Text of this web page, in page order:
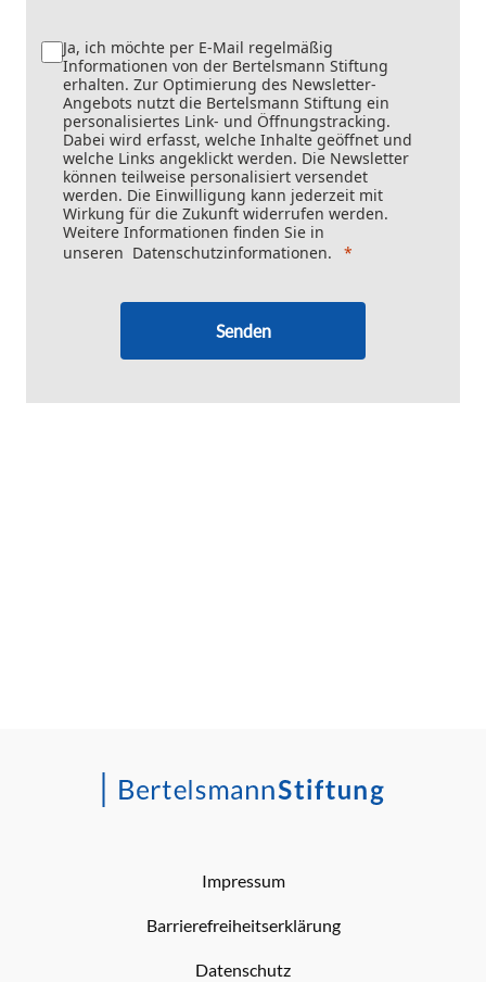
Ja, ich möchte per E-Mail regelmäßig
Informationen von der Bertelsmann Stiftung
erhalten. Zur Optimierung des Newsletter-
Angebots nutzt die Bertelsmann Stiftung ein
personalisiertes Link- und Öffnungstracking.
Dabei wird erfasst, welche Inhalte geöffnet und
welche Links angeklickt werden. Die Newsletter
können teilweise personalisiert versendet
werden. Die Einwilligung kann jederzeit mit
Wirkung für die Zukunft widerrufen werden.
Weitere Informationen finden Sie in
unseren Datenschutzinformationen.
Senden
Impressum
Barrierefreiheitserklärung
Datenschutz